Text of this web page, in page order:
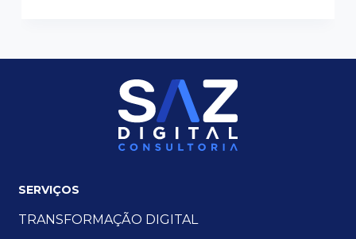
SERVIÇOS
TRANSFORMAÇÃO DIGITAL